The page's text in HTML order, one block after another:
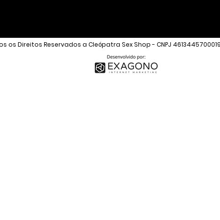
os Direitos Reservados a Cleópatra Sex Shop - CNPJ